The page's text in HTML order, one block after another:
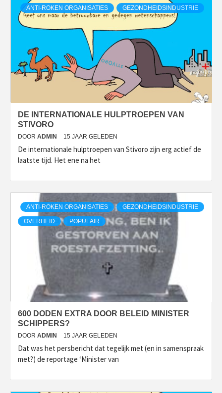
ANTI-ROKEN ORGANISATIES GEZONDHEIDSINDUSTRIE
DE INTERNATIONALE HULPTROEPEN VAN
STIVORO
DOOR ADMIN 15 JAAR GELEDEN
De internationale hulptroepen van Stivoro zijn erg actief de
laatste tijd. Het ene na het
ANTI-ROKEN ORGANISATIES GEZONDHEIDSINDUSTRIE
OVERHEID POPULAIR
600 DODEN EXTRA DOOR BELEID MINISTER
SCHIPPERS?
DOOR ADMIN 15 JAAR GELEDEN
Dat was het persbericht dat tegelijk met (en in samenspraak
met?) de reportage ‘Minister van